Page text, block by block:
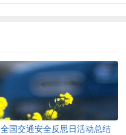
全国交通安全反思日活动总结